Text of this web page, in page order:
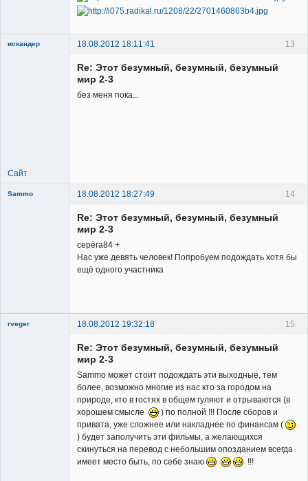
13
искандер
18.08.2012 18:11:41
Re: Этот безумный, безумный, безумный
мир 2-3
без меня пока...
Сайт
14
Sammo
18.08.2012 18:27:49
Re: Этот безумный, безумный, безумный
мир 2-3
серёга84 +
Нас уже девять человек! Попробуем подождать хотя бы
ещё одного участника
15
rveger 18.08.2012 19:32:18
Re: Этот безумный, безумный, безумный
мир 2-3
Sammo может стоит подождать эти выходные, тем
более, возможно многие из нас кто за городом на
природе, кто в гостях в общем гуляют и отрываются (в
хорошем смысле
) по полной !!! После сборов и
привата, уже сложнее или накладнее по финансам (
) будет заполучить эти фильмы, а желающихся
скинуться на перевод с небольшим опозданием всегда
имеет место быть, по себе знаю
!!!